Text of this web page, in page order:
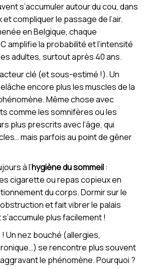
s’accumuler autour du cou, dans
compliquer le passage de l’air.
en Belgique, chaque
amplifie la probabilité et l’intensité
adultes, surtout après 40 ans.
clé (et sous-estimé !). Un
encore plus les muscles de la
Même chose avec
comme les somnifères ou les
plus prescrits avec l’âge, qui
mais parfois au point de gêner
à l’hygiène du sommeil:
cigarette ou repas copieux en
du corps. Dormir sur le
et fait vibrer le palais
s’accumule plus facilement !
Un nez bouché (allergies,
se rencontre plus souvent
le phénomène. Pourquoi ?